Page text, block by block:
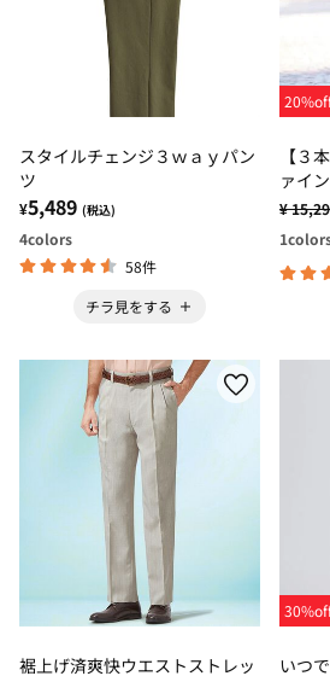
スタイルチェンジ３ｗａｙパン
ツ
¥5,489 (税込)
4colors
58件
チラ見をする
【３
ァイ
スラ
¥
1
裾上げ済爽快ウエストストレッ
いつ